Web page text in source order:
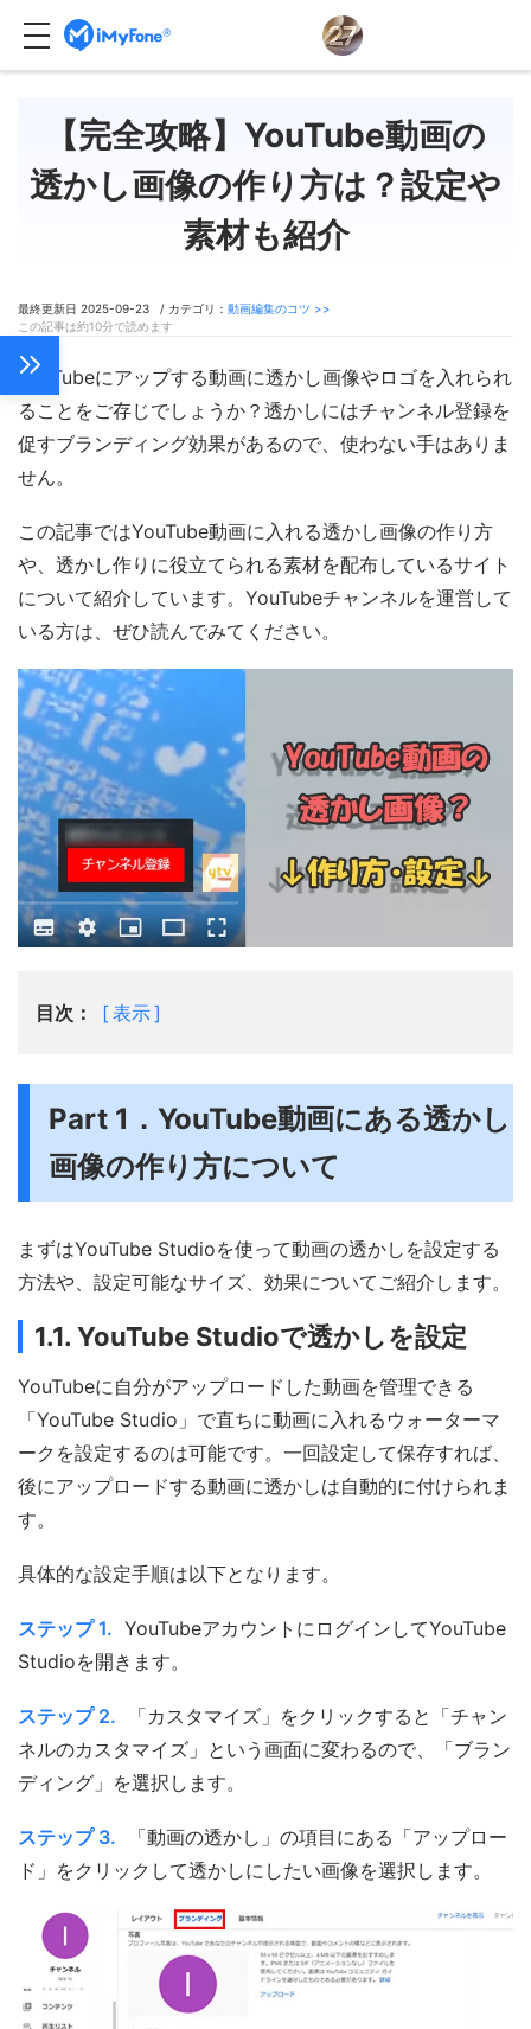
【完全攻略】YouTube動画の
透かし画像の作り方は？設定や
素材も紹介
最終更新日 2025-09-23 / カテゴリ： 動画編集のコツ >>
この記事は約10分で読めます
YouTubeにアップする動画に透かし画像やロゴを入れられ
ることをご存じでしょうか？透かしにはチャンネル登録を
促すブランディング効果があるので、使わない手はありま
せん。
この記事ではYouTube動画に入れる透かし画像の作り方
や、透かし作りに役立てられる素材を配布しているサイト
について紹介しています。YouTubeチャンネルを運営して
いる方は、ぜひ読んでみてください。
目次： 表示
Part 1．YouTube動画にある透かし
画像の作り方について
まずはYouTube Studioを使って動画の透かしを設定する
方法や、設定可能なサイズ、効果についてご紹介します。
1.1. YouTube Studioで透かしを設定
YouTubeに自分がアップロードした動画を管理できる
「YouTube Studio」で直ちに動画に入れるウォーターマ
ークを設定するのは可能です。一回設定して保存すれば、
後にアップロードする動画に透かしは自動的に付けられま
す。
具体的な設定手順は以下となります。
ステップ 1. YouTubeアカウントにログインしてYouTube
Studioを開きます。
ステップ 2.
「カスタマイズ」をクリックすると「チャン
ネルのカスタマイズ」という画面に変わるので、「ブラン
ディング」を選択します。
ステップ 3.
「動画の透かし」の項目にある「アップロー
ド」をクリックして透かしにしたい画像を選択します。